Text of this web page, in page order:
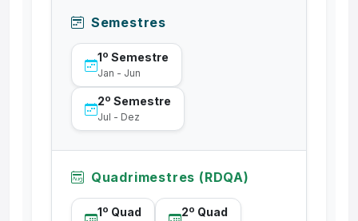
Semestres
1º Semestre
Jan - Jun
2º Semestre
Jul - Dez
Quadrimestres (RDQA)
1º Quad 2º Quad